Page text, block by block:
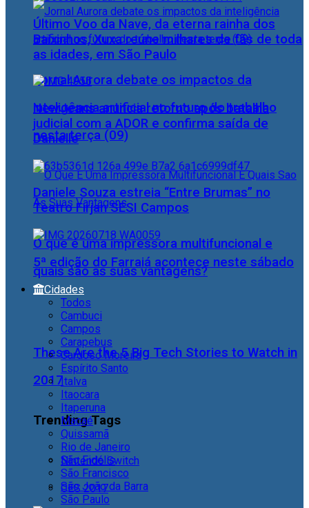
Jornal Aurora debate os impactos da
inteligência artificial no futuro do trabalho
nesta terça (09)
O que é uma impressora multifuncional e
quais são as suas vantagens?
These Are the 5 Big Tech Stories to Watch in
2017
Trending Tags
Nintendo Switch
CES 2017
Último Voo da Nave, da eterna rainha dos
Baixinhos, Xuxa reúne milhares de fãs de toda
as idades, em São Paulo
NewJeans anuncia retorno após batalha
judicial com a ADOR e confirma saída de
Danielle
Daniele Souza estreia “Entre Brumas” no
Teatro Firjan SESI Campos
5ª edição do Farraiá acontece neste sábado
Cidades
Todos
Cambuci
Campos
Carapebus
Cardoso Moreira
Espírito Santo
Italva
Itaocara
Itaperuna
Macaé
Quissamã
Rio de Janeiro
São Fidélis
São Francisco
São João da Barra
São Paulo